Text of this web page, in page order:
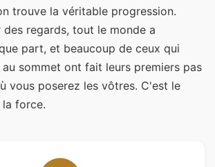
trouve la véritable progression.
des regards, tout le monde a
part, et beaucoup de ceux qui
sommet ont fait leurs premiers pas
vous poserez les vôtres. C'est le
force.